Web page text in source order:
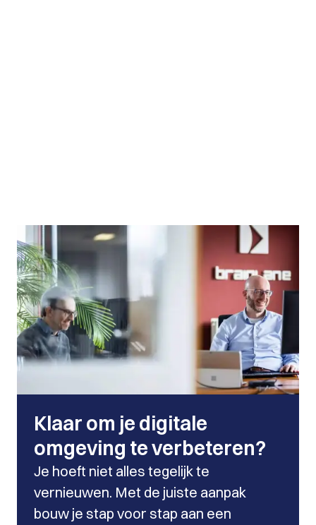
Klaar om je digitale
omgeving te verbeteren?
Je hoeft niet alles tegelijk te
vernieuwen. Met de juiste aanpak
bouw je stap voor stap aan een